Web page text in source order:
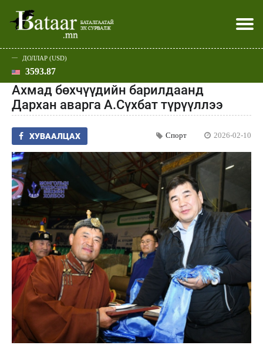
Эхлэл
Улс төр
Нийгэм
Эдийн засаг
Дэлхий
Спорт
Шар
Батаар юу хэлэв
Хэвлэл мэдээллээр
ДОЛЛАР (USD)
3593.87
Ахмад бөхчүүдийн барилдаанд
Дархан аварга А.Сүхбат түрүүллээ
ХУВААЛЦАХ Спорт 2026-02-10